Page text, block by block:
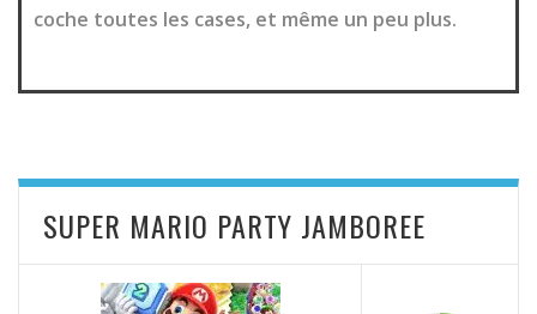
coche toutes les cases, et même un peu plus.
SUPER MARIO PARTY JAMBOREE